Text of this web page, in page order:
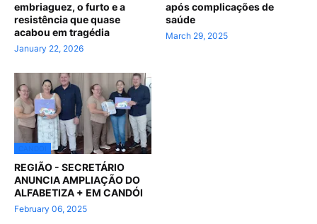
embriaguez, o furto e a
resistência que quase
acabou em tragédia
January 22, 2026
após complicações de
saúde
March 29, 2025
REGIÃO - SECRETÁRIO
ANUNCIA AMPLIAÇÃO DO
ALFABETIZA + EM CANDÓI
February 06, 2025